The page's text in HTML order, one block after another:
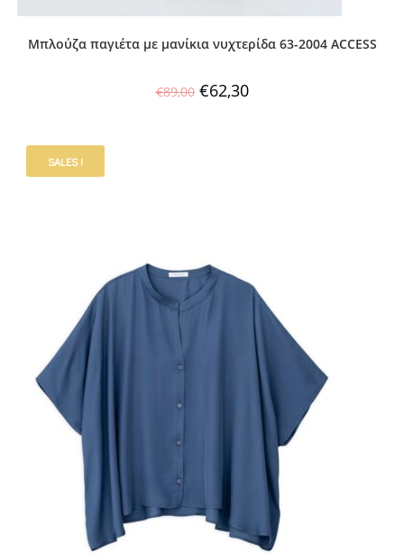
Μπλούζα παγιέτα με μανίκια νυχτερίδα 63-2004 ACCESS
€89,00 €62,30
SALES !